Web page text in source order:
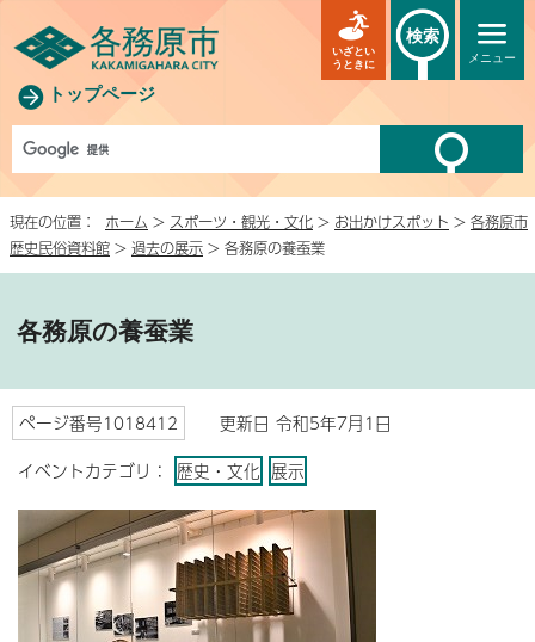
トップページ
メニュー
いざとい
うときに
検索
現在の位置： ホーム > スポーツ・観光・文化 > お出かけスポット > 各務原市
歴史民俗資料館 > 過去の展示 > 各務原の養蚕業
各務原の養蚕業
ページ番号1018412
更新日 令和5年7月1日
イベントカテゴリ：
歴史・文化 展示